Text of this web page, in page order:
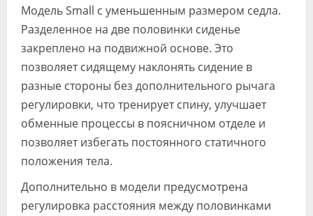
Модель Small с уменьшенным размером седла.
Разделенное на две половинки сиденье
закреплено на подвижной основе. Это
позволяет сидящему наклонять сидение в
разные стороны без дополнительного рычага
регулировки, что тренирует спину, улучшает
обменные процессы в поясничном отделе и
позволяет избегать постоянного статичного
положения тела.
Дополнительно в модели предусмотрена
регулировка расстояния между половинками